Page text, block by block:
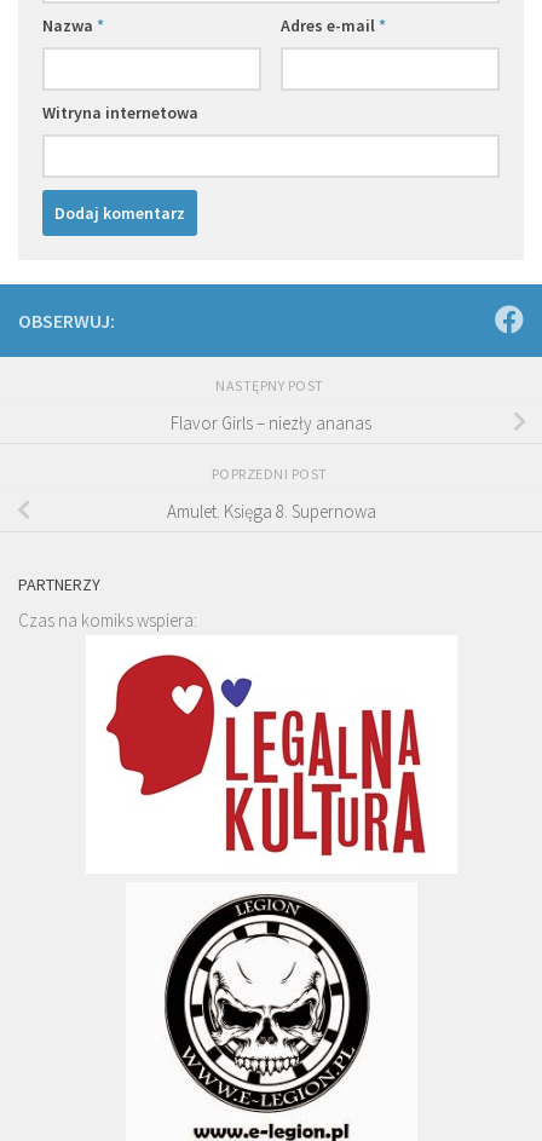
Nazwa * Adres e-mail*
Witryna internetowa
OBSERWUJ:
NASTĘPNY POST
Flavor Girls – niezły ananas
POPRZEDNI POST
Amulet. Księga 8. Supernowa
PARTNERZY
Czas na komiks wspiera: